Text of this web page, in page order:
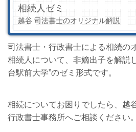
相続人ゼミ
越谷 司法書士のオリジナル解説
司法書士・行政書士による相続の
相続人について、非嫡出子を解説
台駅前大学”のゼミ形式です。
相続についてお困りでしたら、越
行政書士事務所へご相談ください。